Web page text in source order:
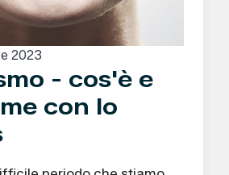
2023
- cos'è e
con lo